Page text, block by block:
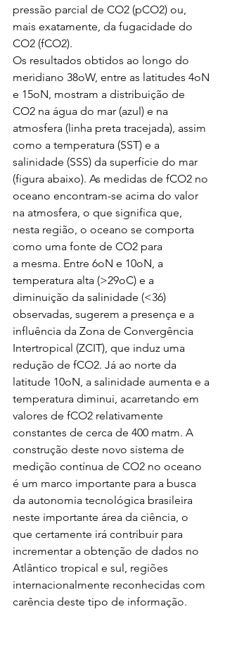
pressão parcial de CO2 (pCO2) ou,
mais exatamente, da fugacidade do
CO2 (fCO2).
Os resultados obtidos ao longo do
meridiano 38oW, entre as latitudes 4oN
e 15oN, mostram a distribuição de
CO2 na água do mar (azul) e na
atmosfera (linha preta tracejada), assim
como a temperatura (SST) e a
salinidade (SSS) da superfície do mar
(figura abaixo). As medidas de fCO2 no
oceano encontram-se acima do valor
na atmosfera, o que significa que,
nesta região, o oceano se comporta
como uma fonte de CO2 para
a mesma. Entre 6oN e 10oN, a
temperatura alta (>29oC) e a
diminuição da salinidade (<36)
observadas, sugerem a presença e a
influência da Zona de Convergência
Intertropical (ZCIT), que induz uma
redução de fCO2. Já ao norte da
latitude 10oN, a salinidade aumenta e a
temperatura diminui, acarretando em
valores de fCO2 relativamente
constantes de cerca de 400 matm. A
construção deste novo sistema de
medição contínua de CO2 no oceano
é um marco importante para a busca
da autonomia tecnológica brasileira
neste importante área da ciência, o
que certamente irá contribuir para
incrementar a obtenção de dados no
Atlântico tropical e sul, regiões
internacionalmente reconhecidas com
carência deste tipo de informação.